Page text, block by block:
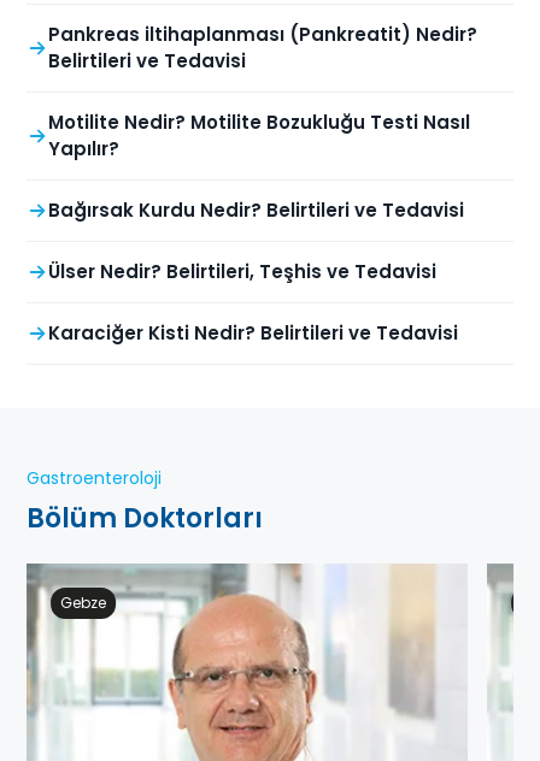
Pankreas iltihaplanması (Pankreatit) Nedir?
Belirtileri ve Tedavisi
Motilite Nedir? Motilite Bozukluğu Testi Nasıl
Yapılır?
Bağırsak Kurdu Nedir? Belirtileri ve Tedavisi
Ülser Nedir? Belirtileri, Teşhis ve Tedavisi
Karaciğer Kisti Nedir? Belirtileri ve Tedavisi
Gastroenteroloji
Bölüm Doktorları
Gebze